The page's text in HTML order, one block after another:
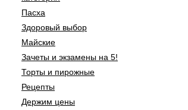
Пасха
Здоровый выбор
Майские
Зачеты и экзамены на 5!
Торты и пирожные
Рецепты
Держим цены